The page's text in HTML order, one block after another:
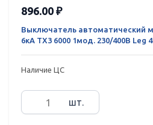
896.00 ₽
Выключатель автоматический
6кА TX3 6000 1мод. 230/400В Leg
Наличие ЦС
шт.